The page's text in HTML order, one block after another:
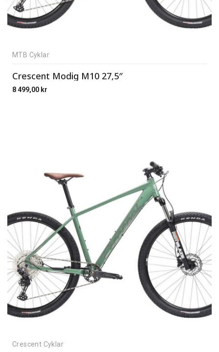
MTB Cyklar
Crescent Modig M10 27,5″
8 499,00 kr
Crescent Cyklar